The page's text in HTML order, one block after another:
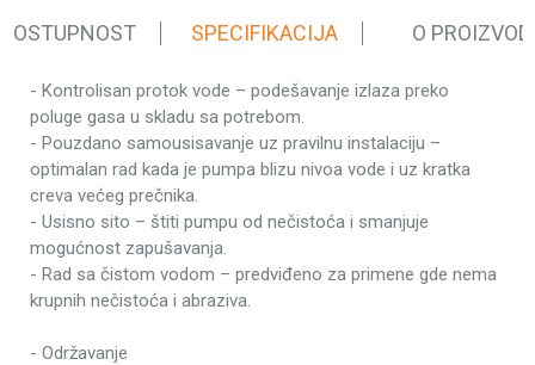
SPECIFIKACIJA O
Karakteristika
Vrednost
Kategorija
Motorne pumpe
Težina pakovanja
25.65 kg
Brend
Tip motora
H
Snaga motora
Broj obrtaja
- Kontrolisan protok vode – podešavanje izlaza preko
poluge gasa u skladu sa potrebom.
- Pouzdano samousisavanje uz pravilnu instalaciju –
optimalan rad kada je pumpa blizu nivoa vode i uz kratka
creva većeg prečnika.
- Usisno sito – štiti pumpu od nečistoća i smanjuje
mogućnost zapušavanja.
- Rad sa čistom vodom – predviđeno za primene gde nema
krupnih nečistoća i abraziva.
- Održavanje